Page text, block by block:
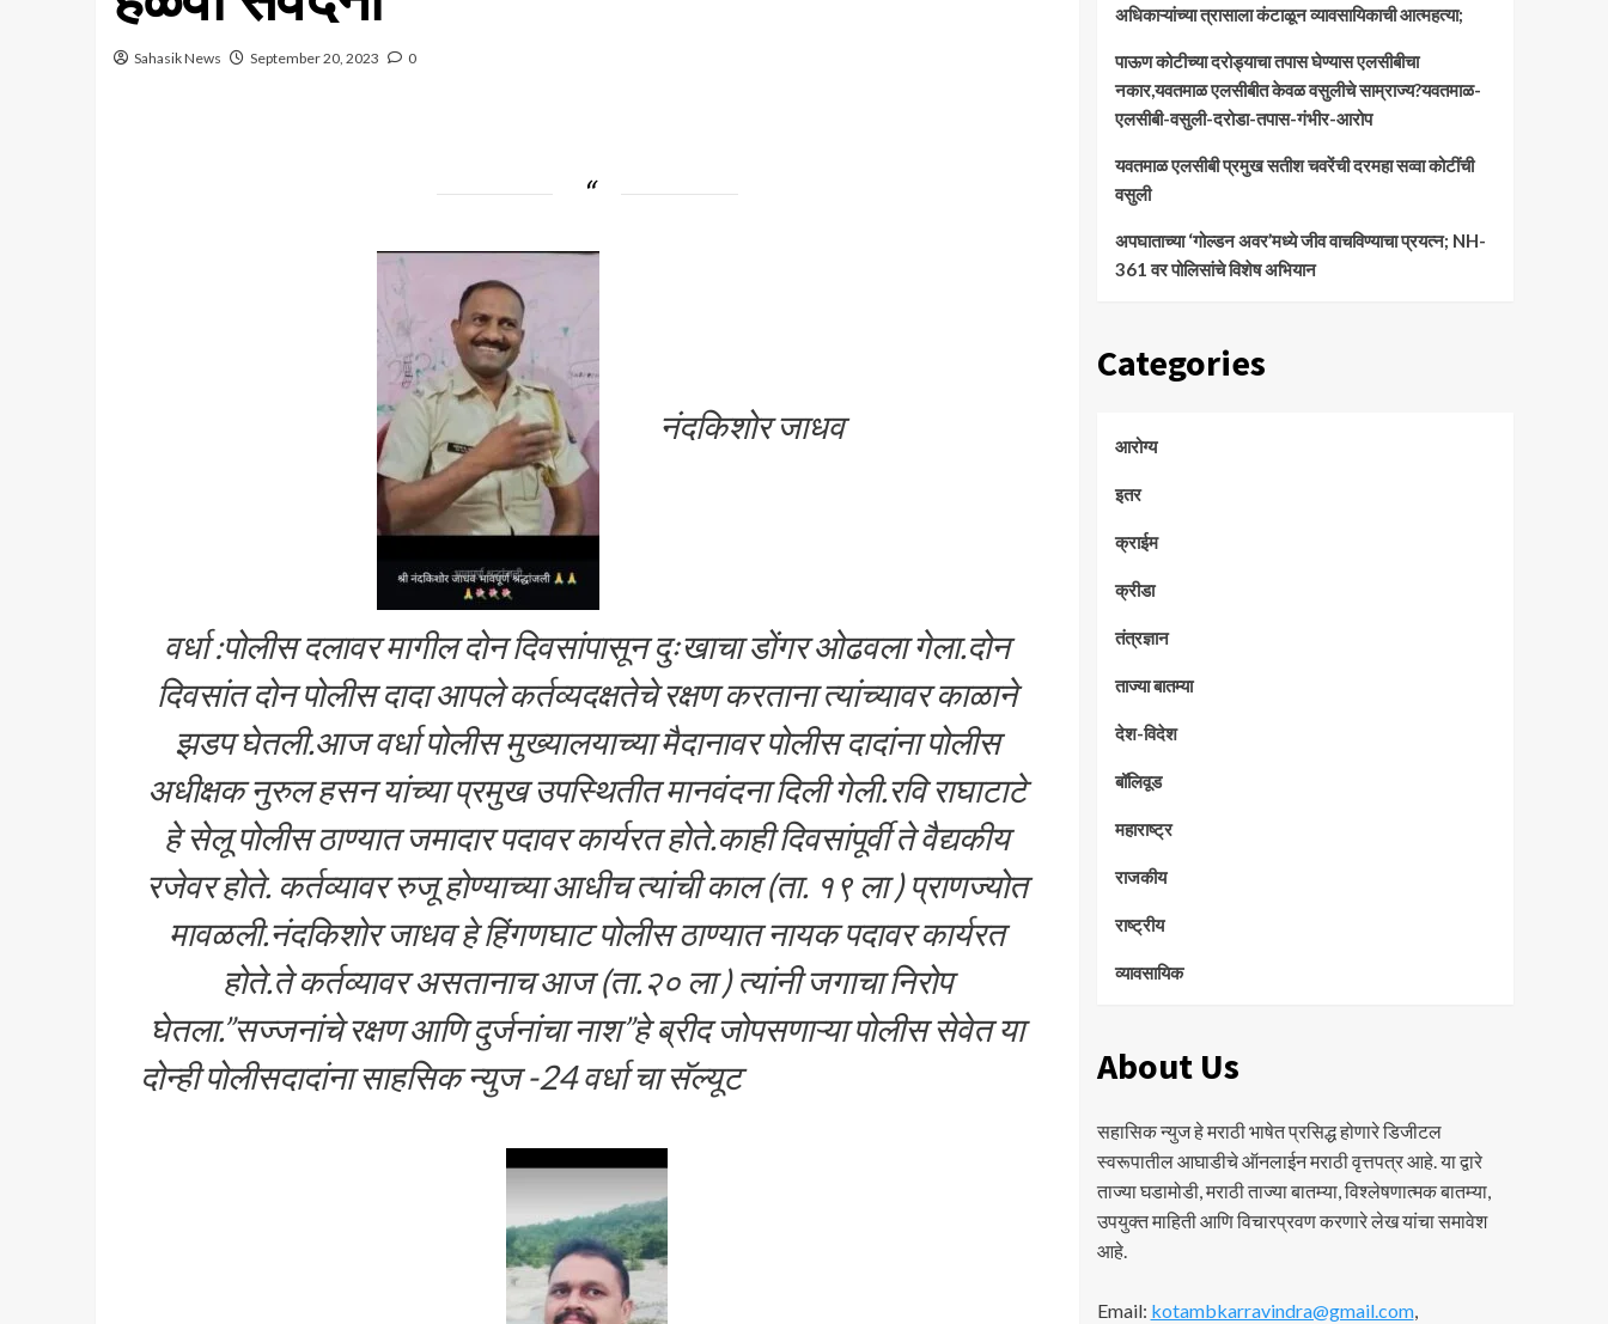
Sahasik News September 20, 2023 0
नंदकिशोर जाधव
वर्धा :पोलीस दलावर मागील दोन दिवसांपासून दुःखाचा डोंगर ओढवला गेला.दोन
दिवसांत दोन पोलीस दादा आपले कर्तव्यदक्षतेचे रक्षण करताना त्यांच्यावर काळाने
झडप घेतली.आज वर्धा पोलीस मुख्यालयाच्या मैदानावर पोलीस दादांना पोलीस
अधीक्षक नुरुल हसन यांच्या प्रमुख उपस्थितीत मानवंदना दिली गेली.रवि राघाटाटे
हे सेलू पोलीस ठाण्यात जमादार पदावर कार्यरत होते.काही दिवसांपूर्वी ते वैद्यकीय
रजेवर होते. कर्तव्यावर रुजू होण्याच्या आधीच त्यांची काल (ता. १९ ला ) प्राणज्योत
मावळली.नंदकिशोर जाधव हे हिंगणघाट पोलीस ठाण्यात नायक पदावर कार्यरत
होते.ते कर्तव्यावर असतानाच आज (ता.२० ला ) त्यांनी जगाचा निरोप
घेतला.”सज्जनांचे रक्षण आणि दुर्जनांचा नाश”हे ब्रीद जोपसणाऱ्या पोलीस सेवेत या
दोन्ही पोलीसदादांना साहसिक न्युज -24 वर्धा चा सॅल्यूट
अधिकाऱ्यांच्या त्रासाला कंटाळून व्यावसायिकाची आत्महत्या;
पाऊण कोटीच्या दरोड्याचा तपास घेण्यास एलसीबीचा
नकार,यवतमाळ एलसीबीत केवळ वसुलीचे साम्राज्य?यवतमाळ-
एलसीबी-वसुली-दरोडा-तपास-गंभीर-आरोप
यवतमाळ एलसीबी प्रमुख सतीश चवरेंची दरमहा सव्वा कोटींची
वसुली
अपघाताच्या ‘गोल्डन अवर’मध्ये जीव वाचविण्याचा प्रयत्न; NH-
361 वर पोलिसांचे विशेष अभियान
Categories
आरोग्य
इतर
क्राईम
क्रीडा
तंत्रज्ञान
ताज्या बातम्या
देश-विदेश
बॉलिवूड
महाराष्ट्र
राजकीय
राष्ट्रीय
व्यावसायिक
About Us
सहासिक न्युज हे मराठी भाषेत प्रसिद्ध होणारे डिजीटल
स्वरूपातील आघाडीचे ऑनलाईन मराठी वृत्तपत्र आहे. या द्वारे
ताज्या घडामोडी, मराठी ताज्या बातम्या, विश्लेषणात्मक बातम्या,
उपयुक्त माहिती आणि विचारप्रवण करणारे लेख यांचा समावेश
आहे.
Email: kotambkarravindra@gmail.com,